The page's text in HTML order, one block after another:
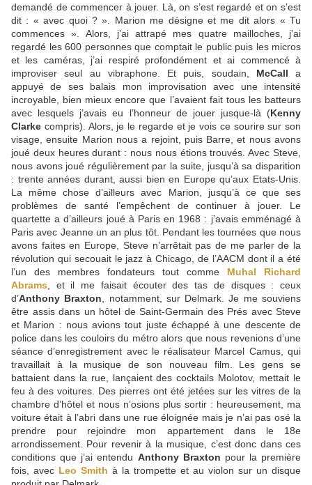
demandé de commencer à jouer. Là, on s’est regardé et on s’est
dit : « avec quoi ? ». Marion me désigne et me dit alors « Tu
commences ». Alors, j’ai attrapé mes quatre mailloches, j'ai
regardé les 600 personnes que comptait le public puis les micros
et les caméras, j’ai respiré profondément et ai commencé à
improviser seul au vibraphone. Et puis, soudain, McCall a
appuyé de ses balais mon improvisation avec une intensité
incroyable, bien mieux encore que l’avaient fait tous les batteurs
avec lesquels j’avais eu l’honneur de jouer jusque-là (Kenny
Clarke compris). Alors, je le regarde et je vois ce sourire sur son
visage, ensuite Marion nous a rejoint, puis Barre, et nous avons
joué deux heures durant : nous nous étions trouvés. Avec Steve,
nous avons joué régulièrement par la suite, jusqu’à sa disparition
: trente années durant, aussi bien en Europe qu’aux Etats-Unis.
La même chose d’ailleurs avec Marion, jusqu’à ce que ses
problèmes de santé l’empêchent de continuer à jouer. Le
quartette a d’ailleurs joué à Paris en 1968 : j’avais emménagé à
Paris avec Jeanne un an plus tôt. Pendant les tournées que nous
avons faites en Europe, Steve n’arrêtait pas de me parler de la
révolution qui secouait le jazz à Chicago, de l’AACM dont il a été
l’un des membres fondateurs tout comme Muhal
Richard
Abrams , et il me faisait écouter des tas de disques : ceux
d’Anthony Braxton , notamment, sur Delmark. Je me souviens
être assis dans un hôtel de Saint-Germain des Prés avec Steve
et Marion : nous avions tout juste échappé à une descente de
police dans les couloirs du métro alors que nous revenions d’une
séance d’enregistrement avec le réalisateur Marcel Camus, qui
travaillait à la musique de son nouveau film. Les gens se
battaient dans la rue, lançaient des cocktails Molotov, mettait le
feu à des voitures. Des pierres ont été jetées sur les vitres de la
chambre d’hôtel et nous n’osions plus sortir : heureusement, ma
voiture était à l’abri dans une rue éloignée mais je n’ai pas osé la
prendre pour rejoindre mon appartement dans le 18e
arrondissement. Pour revenir à la musique, c’est donc dans ces
conditions que j’ai entendu Anthony Braxton pour la première
fois, avec Leo Smith à la trompette et au violon sur un disque